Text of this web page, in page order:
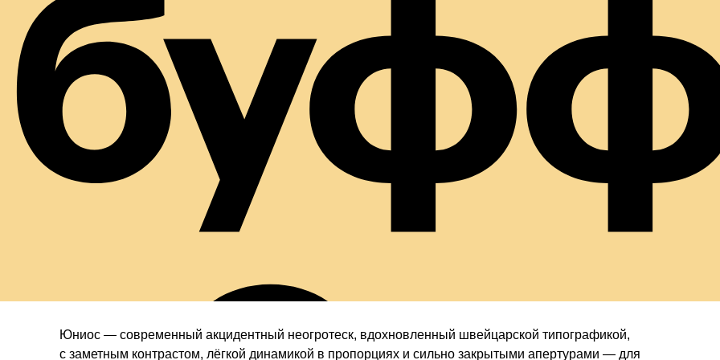
Юниос — современный акцидентный неогротеск, вдохновленный швейцарской типографикой,
с заметным контрастом, лёгкой динамикой в пропорциях и сильно закрытыми апертурами — для